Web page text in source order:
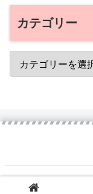
カテゴリー